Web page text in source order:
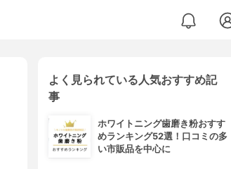
よく見られている人気おすすめ記
事
ホワイトニング歯磨き粉おすす
めランキング52選！口コミの多
い市販品を中心に